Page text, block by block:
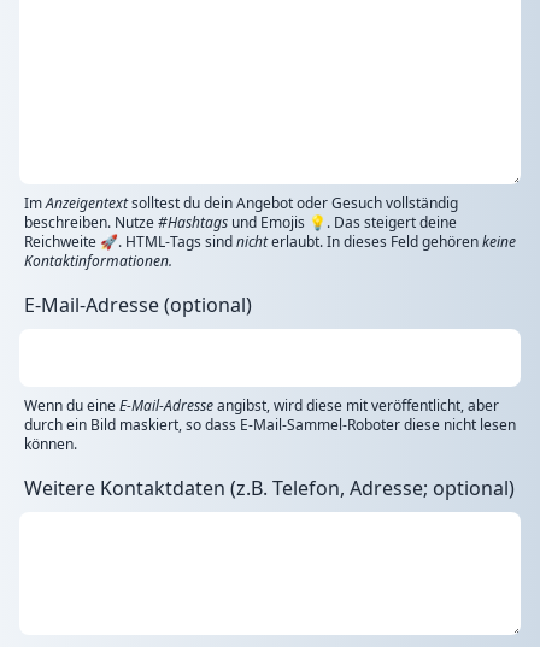
ImAnzeigentextsolltest du dein Angebot oder Gesuch vollständig
beschreiben. Nutze#Hashtags und Emojis 💡. Das steigert deine
Reichweite 🚀. HTML-Tags sindnichterlaubt. In dieses Feld gehörenkeine
Kontaktinformationen.
E-Mail-Adresse (optional)
Wenn du eineE-Mail-Adresseangibst, wird diese mit veröffentlicht, aber
durch ein Bild maskiert, so dass E-Mail-Sammel-Roboter diese nicht lesen
können.
Weitere Kontaktdaten (z.B. Telefon, Adresse; optional)